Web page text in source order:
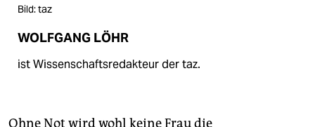
Bild: taz
WOLFGANG LÖHR
ist Wissenschaftsredakteur der taz.
Ohne Not wird wohl keine Frau die